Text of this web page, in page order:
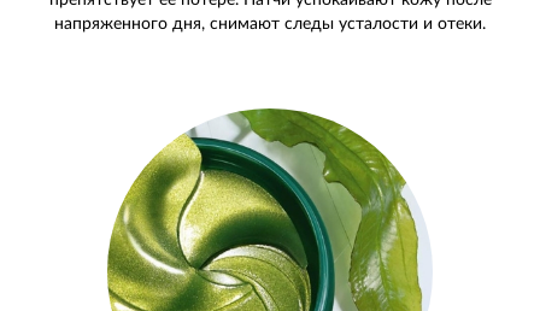
напряженного дня, снимают следы усталости и отеки.